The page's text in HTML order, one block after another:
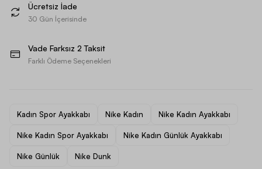
Ücretsiz İade
30 Gün İçerisinde
Vade Farksız 2 Taksit
Farklı Ödeme Seçenekleri
Kadın Spor Ayakkabı Nike Kadın Nike Kadın Ayakkabı
Nike Kadın Spor Ayakkabı Nike Kadın Günlük Ayakkabı
Nike Günlük Nike Dunk